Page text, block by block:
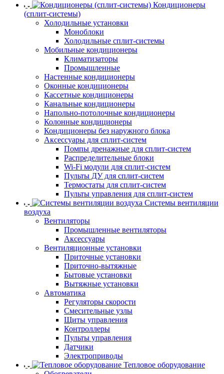
Кондиционеры
(сплит-системы)
Холодильные установки
Моноблоки
Холодильные сплит-системы
Мобильные кондиционеры
Климатизаторы
Промышленные
Настенные кондиционеры
Оконные кондиционеры
Кассетные кондиционеры
Канальные кондиционеры
Напольно-потолочные кондиционеры
Колонные кондиционеры
Кондиционеры без наружного блока
Аксессуары для сплит-систем
Помпы дренажные для сплит-систем
Распределительные блоки
Wi-Fi модули для сплит-систем
Пульты ДУ для сплит-систем
Термостаты для сплит-систем
Пульты управления для сплит-систем
Системы вентиляции
воздуха
Вентиляторы
Промышленные вентиляторы
Аксессуары
Вентиляционные установки
Приточные установки
Приточно-вытяжные
Бытовые установки
Вытяжные установки
Автоматика
Регуляторы скорости
Смесительные узлы
Щиты управления
Контроллеры
Пульты управления
Датчики
Электроприводы
Тепловое оборудование